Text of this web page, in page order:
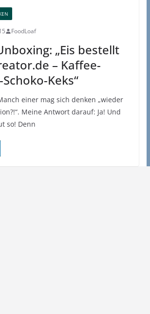
FoodLoaf
„Eis bestellt
– Kaffee-
Keks“
einer mag sich denken „wieder
Meine Antwort darauf: Ja! Und
so! Denn